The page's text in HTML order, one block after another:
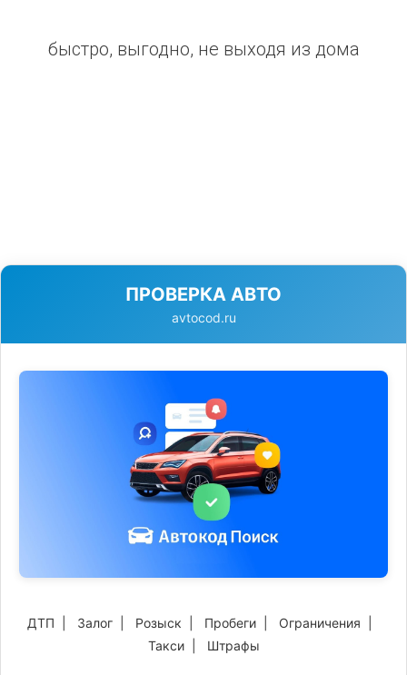
быстро, выгодно, не выходя из дома
ПРОВЕРКА АВТО
avtocod.ru
ДТП Залог Розыск Пробеги Ограничения
Такси| Штрафы